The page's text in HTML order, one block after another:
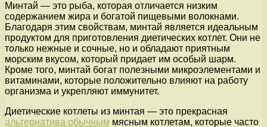
Минтай — это рыба, которая отличается низким
содержанием жира и богатой пищевыми волокнами.
Благодаря этим свойствам, минтай является идеальным
продуктом для приготовления диетических котлет. Они не
только нежные и сочные, но и обладают приятным
морским вкусом, который придает им особый шарм.
Кроме того, минтай богат полезными микроэлементами и
витаминами, которые положительно влияют на работу
организма и укрепляют иммунитет.
Диетические котлеты из минтая — это прекрасная
альтернатива обычным мясным котлетам, которые часто